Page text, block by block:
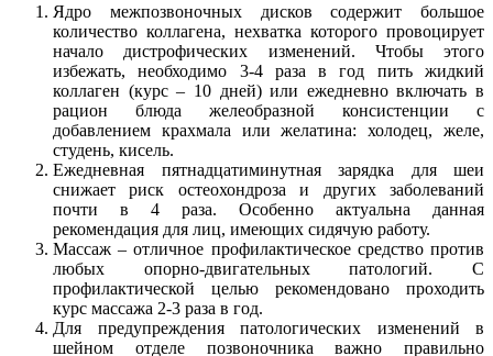
Ядро межпозвоночных дисков содержит большое
количество коллагена, нехватка которого провоцирует
начало дистрофических изменений. Чтобы этого
избежать, необходимо 3-4 раза в год пить жидкий
коллаген (курс – 10 дней) или ежедневно включать в
рацион блюда желеобразной консистенции с
добавлением крахмала или желатина: холодец, желе,
студень, кисель.
Ежедневная пятнадцатиминутная зарядка для шеи
снижает риск остеохондроза и других заболеваний
почти в 4 раза. Особенно актуальна данная
рекомендация для лиц, имеющих сидячую работу.
Массаж – отличное профилактическое средство против
любых опорно-двигательных патологий. С
профилактической целью рекомендовано проходить
курс массажа 2-3 раза в год.
Для предупреждения патологических изменений в
шейном отделе позвоночника важно правильно